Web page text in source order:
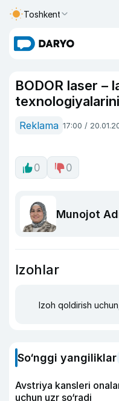
Toshkent
BODOR laser –
Reklama 17:00 /
0 0
Munojot
Izohlar
Izoh qoldirish
So‘nggi yangiliklar
Avstriya kansleri
uchun uzr so‘radi